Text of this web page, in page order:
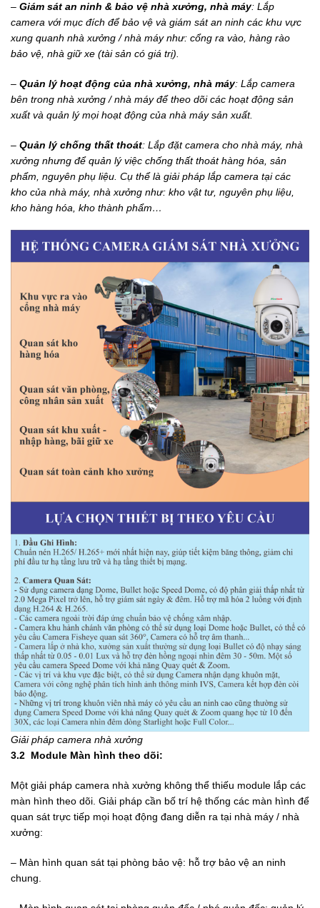
– Giám sát an ninh & bảo vệ nhà xưởng, nhà máy: Lắp
camera với mục đích để bảo vệ và giám sát an ninh các khu vực
xung quanh nhà xưởng / nhà máy như: cổng ra vào, hàng rào
bảo vệ, nhà giữ xe (tài sản có giá trị).
– Quản lý hoạt động của nhà xưởng, nhà máy: Lắp camera
bên trong nhà xưởng / nhà máy để theo dõi các hoạt động sản
xuất và quản lý mọi hoạt động của nhà máy sản xuất.
– Quản lý chống thất thoát: Lắp đặt camera cho nhà máy, nhà
xưởng nhưng để quản lý việc chống thất thoát hàng hóa, sản
phẩm, nguyên phụ liệu. Cụ thể là giải pháp lắp camera tại các
kho của nhà máy, nhà xưởng như: kho vật tư, nguyên phụ liệu,
kho hàng hóa, kho thành phẩm…
Giải pháp camera nhà xưởng
3.2 Module Màn hình theo dõi:
Một giải pháp camera nhà xưởng không thể thiếu module lắp các
màn hình theo dõi. Giải pháp cần bố trí hệ thống các màn hình để
quan sát trực tiếp mọi hoạt động đang diễn ra tại nhà máy / nhà
xưởng:
– Màn hình quan sát tại phòng bảo vệ: hỗ trợ bảo vệ an ninh
chung.